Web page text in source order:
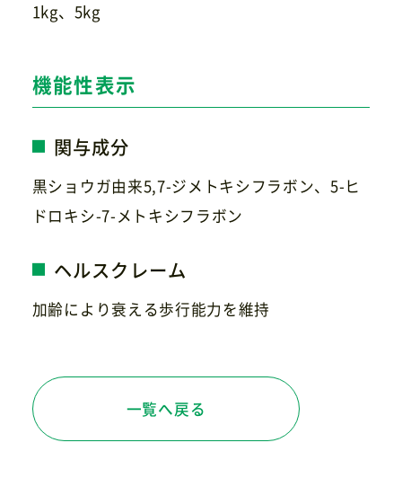
1kg、5kg
機能性表示
関与成分
黒ショウガ由来5,7-ジメトキシフラボン、5-ヒ
ドロキシ-7-メトキシフラボン
ヘルスクレーム
加齢により衰える歩行能力を維持
一覧へ戻る